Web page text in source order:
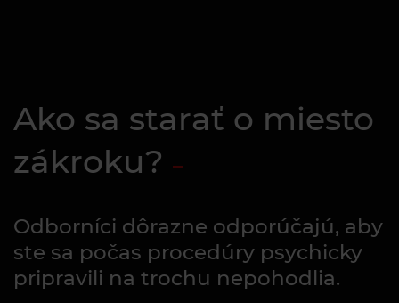
Ako sa starať o miesto
zákroku?
Odborníci dôrazne odporúčajú, aby
ste sa počas procedúry psychicky
pripravili na trochu nepohodlia.